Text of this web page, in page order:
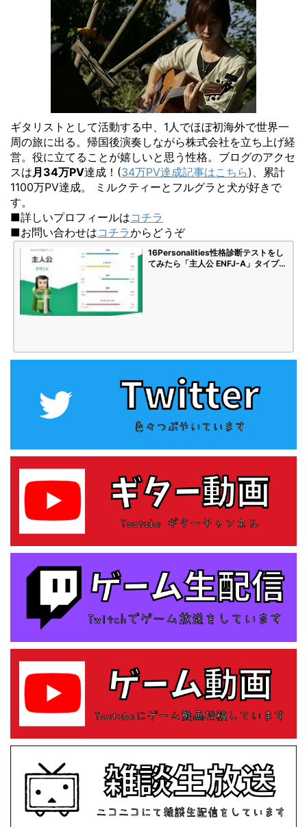
ギタリストとして活動する中、1人でほぼ初海外で世界一
周の旅に出る。帰国後演奏しながら株式会社を立ち上げ経
営。役に立てることが嬉しいと思う性格。ブログのアクセ
スは月34万PV達成！(34万PV達成記事はこちら)、累計
1100万PV達成。 ミルクティーとフルグラと犬が好きで
す。
■詳しいプロフィールはコチラ
■お問い合わせはコチラからどうぞ
16Personalities性格診断テストをし
てみたら「主人公 ENFJ-A」タイプで